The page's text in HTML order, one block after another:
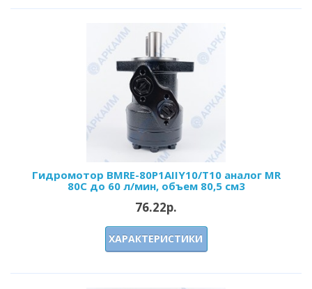
Гидромотор BMRE-80P1AIIY10/T10 аналог MR
80C до 60 л/мин, объем 80,5 см3
76.22р.
ХАРАКТЕРИСТИКИ